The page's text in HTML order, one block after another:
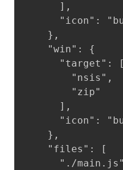
      ],
"icon":
    },
    "win": {
      "target": [
        "nsis",
        "zip"
      ],
"icon":
    },
    "files": [
"./